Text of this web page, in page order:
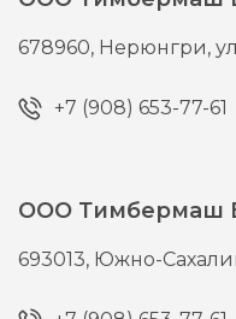
678960, Нерюнгри,
+7 (908) 653-77-61
ООО Тимбермаш
693013, Южно-